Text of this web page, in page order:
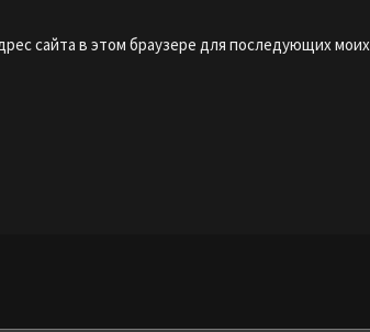
сайта в этом браузере для последующих моих